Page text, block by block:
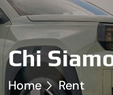
Chi
Home Rent